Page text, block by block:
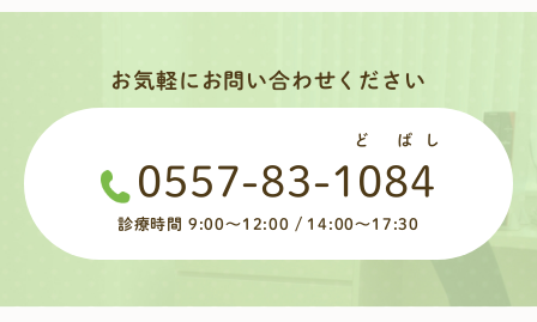
お気軽にお問い合わせください
ど ばし
0557-83-1084
診療時間 9:00～12:00 / 14:00～17:30